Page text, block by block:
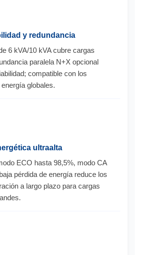
y redundancia
6 kVA/10 kVA cubre cargas
paralela N+X opcional
compatible con los
globales.
ultraalta
ECO hasta 98,5%, modo CA
pérdida de energía reduce los
a largo plazo para cargas